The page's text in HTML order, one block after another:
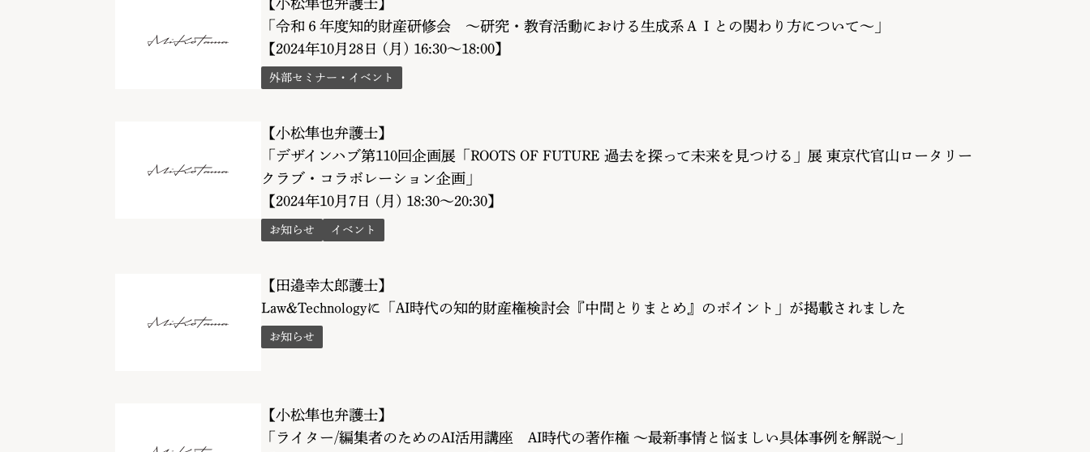
【小松隼也弁護士】
「令和６年度知的財産研修会 ～研究・教育活動における生成系ＡＩとの関わり方について～」
【2024年10月28日 (月) 16:30〜18:00】
外部セミナー・イベント
【小松隼也弁護士】
「デザインハブ第110回企画展「ROOTS OF FUTURE 過去を探って未来を見つける」展 東京代官山ロータリー
クラブ・コラボレーション企画」
【2024年10月7日 (月) 18:30〜20:30】
お知らせ イベント
【田邉幸太郎護士】
Law&Technologyに「AI時代の知的財産権検討会『中間とりまとめ』のポイント」が掲載されました
お知らせ
【小松隼也弁護士】
「ライター/編集者のためのAI活用講座 AI時代の著作権 〜最新事情と悩ましい具体事例を解説〜」